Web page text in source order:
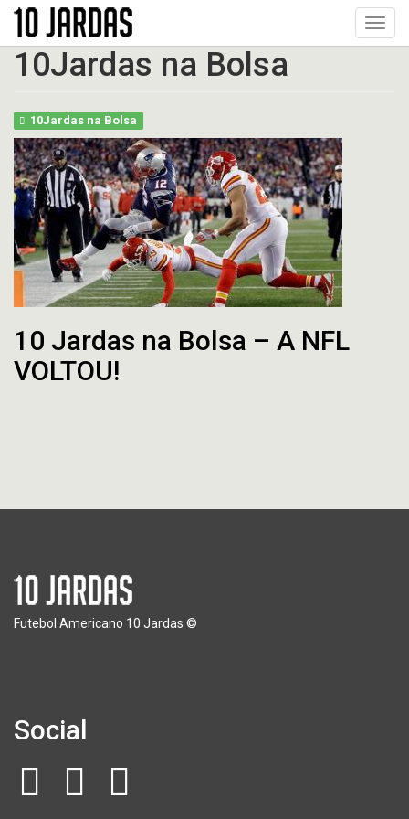
Pular
o
conteúdo
10Jardas na Bolsa
10Jardas na Bolsa
10 Jardas na Bolsa – A NFL
VOLTOU!
Futebol Americano 10 Jardas ©
Social